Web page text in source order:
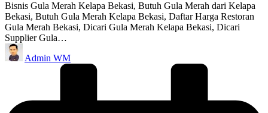
Bisnis Gula Merah Kelapa Bekasi, Butuh Gula Merah dari Kelapa
Bekasi, Butuh Gula Merah Kelapa Bekasi, Daftar Harga Restoran
Gula Merah Bekasi, Dicari Gula Merah Kelapa Bekasi, Dicari
Supplier Gula…
Posted
by
Admin WM